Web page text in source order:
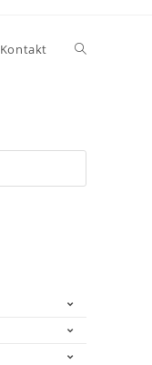
Kontakt